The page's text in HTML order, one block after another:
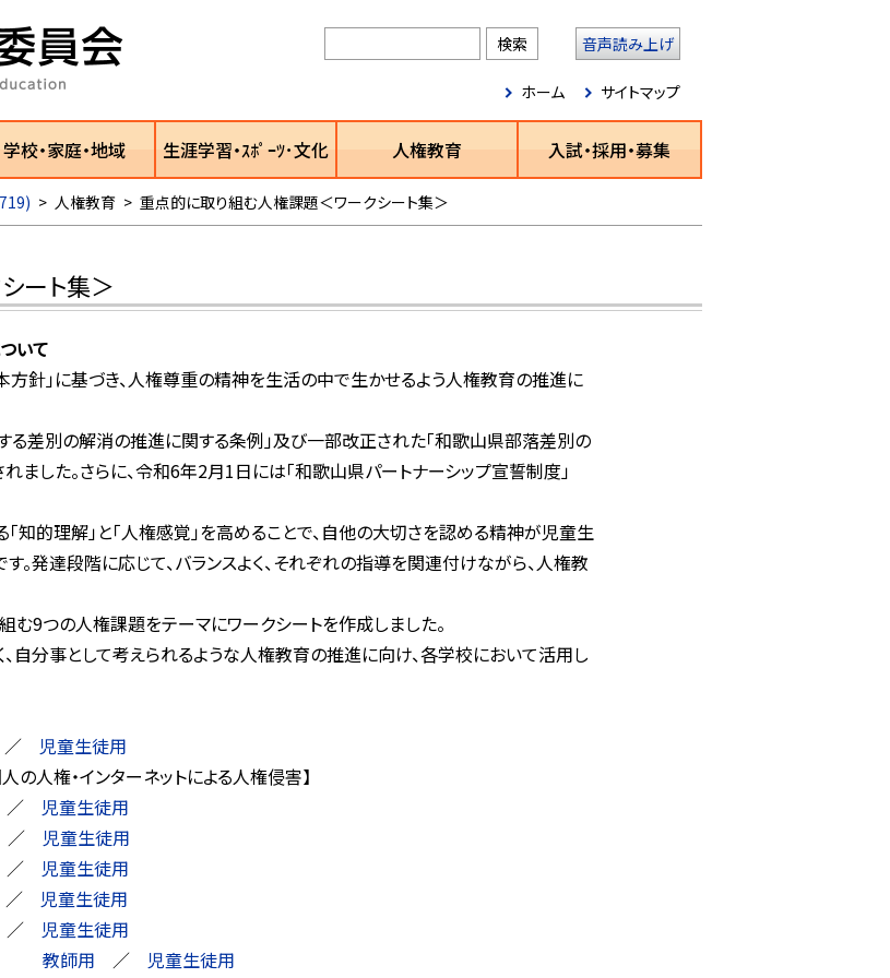
音声読み上げ
ホーム サイトマップ
学校・家庭・地域 生涯学習・ｽﾎﾟｰﾂ･文化 人権教育 入試・採用・募集
> 人権教育 > 重点的に取り組む人権課題＜ワークシート集＞
ート集＞
いて
針」に基づき、人権尊重の精神を生活の中で生かせるよう人権教育の推進に
る差別の解消の推進に関する条例」及び一部改正された「和歌山県部落差別の
した。さらに、令和6年2月1日には「和歌山県パートナーシップ宣誓制度」
的理解」と「人権感覚」を高めることで、自他の大切さを認める精神が児童生
。発達段階に応じて、バランスよく、それぞれの指導を関連付けながら、人権教
9つの人権課題をテーマにワークシートを作成しました。
自分事として考えられるような人権教育の推進に向け、各学校において活用し
／ 児童生徒用
権・インターネットによる人権侵害】
／ 児童生徒用
／ 児童生徒用
／ 児童生徒用
／ 児童生徒用
／ 児童生徒用
教師用 ／ 児童生徒用